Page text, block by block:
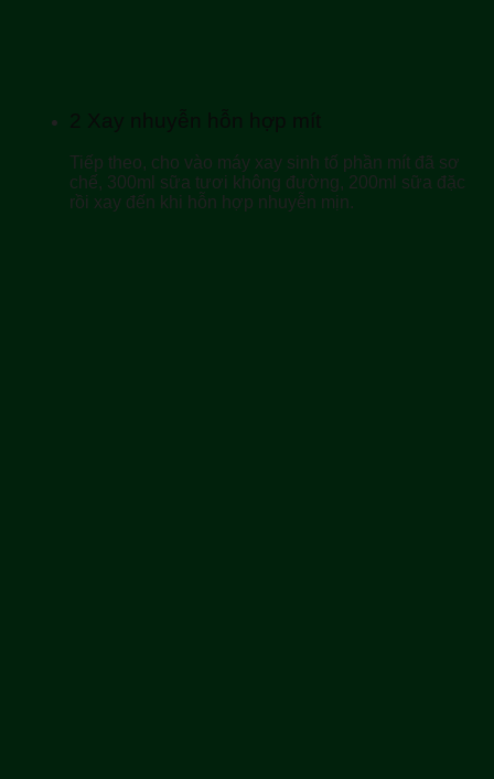
2 Xay nhuyễn hỗn hợp mít
Tiếp theo, cho vào máy xay sinh tố phần mít đã sơ
chế, 300ml sữa tươi không đường, 200ml sữa đặc
rồi xay đến khi hỗn hợp nhuyễn mịn.